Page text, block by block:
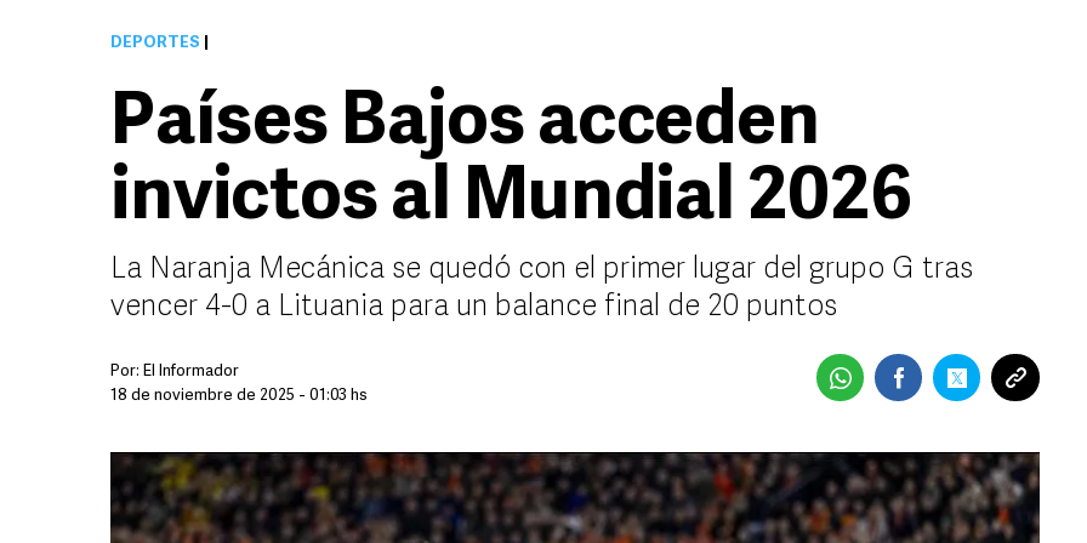
DEPORTES
Países Bajos acceden
invictos al Mundial 2026
La Naranja Mecánica se quedó con el primer lugar del grupo G tras
vencer 4-0 a Lituania para un balance final de 20 puntos
Por: El Informador
18 de noviembre de 2025 - 01:03 hs